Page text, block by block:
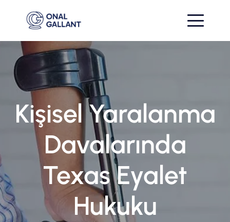
Kişisel Yaralanma
Davalarında
Texas Eyalet
Hukuku